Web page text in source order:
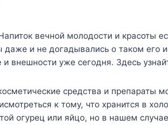
вечной молодости и красоты
даже и не догадывались о таком его
и внешности уже сегодня. Здесь
средства и препараты
к тому, что хранится в
огурец или яйцо, но в нашем